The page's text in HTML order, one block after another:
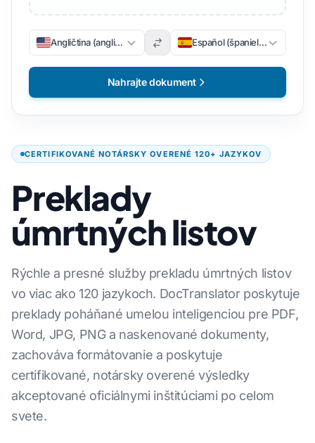
CERTIFIKOVANÉ NOTÁRSKY OVERENÉ 120+ JAZYKOV
Preklady
úmrtných listov
Rýchle a presné služby prekladu úmrtných listov
vo viac ako 120 jazykoch. DocTranslator poskytuje
preklady poháňané umelou inteligenciou pre PDF,
Word, JPG, PNG a naskenované dokumenty,
zachováva formátovanie a poskytuje
certifikované, notársky overené výsledky
akceptované oficiálnymi inštitúciami po celom
svete.
Angličtina (angličtina) Español (španielsky)
Nahrajte dokument